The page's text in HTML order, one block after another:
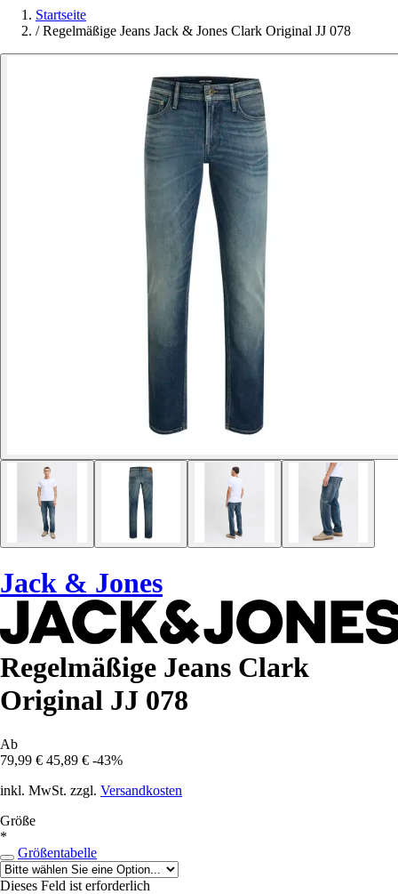
Startseite
/ Regelmäßige Jeans Jack & Jones Clark Original JJ 078
Jack & Jones
Regelmäßige Jeans Clark
Original JJ 078
Ab
79,99 € 45,89 € -43%
inkl. MwSt. zzgl. Versandkosten
Größe
*
Größentabelle
Dieses Feld ist erforderlich